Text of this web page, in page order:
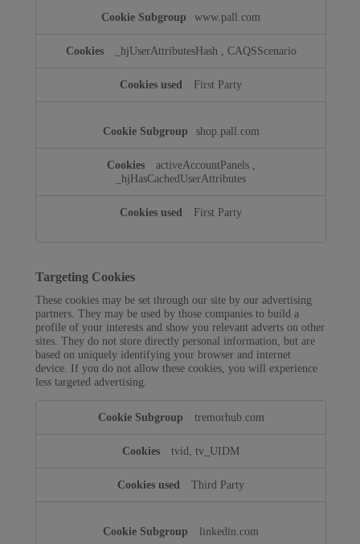
www.pall.com
_hjUserAttributesHash , CAQSScenario
First Party
shop.pall.com
activeAccountPanels ,
_hjHasCachedUserAttributes
First Party
Targeting Cookies
These cookies may be set through our site by our advertising
partners. They may be used by those companies to build a
profile of your interests and show you relevant adverts on other
sites. They do not store directly personal information, but are
based on uniquely identifying your browser and internet
device. If you do not allow these cookies, you will experience
less targeted advertising.
tremorhub.com
tvid, tv_UIDM
Third Party
linkedin.com